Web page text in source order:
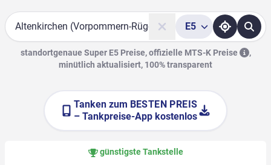
Suche
E5
standortgenaue Super E5 Preise, offizielle MTS-K Preise
,
minütlich aktualisiert, 100% transparent
Tanken zum BESTEN PREIS
– Tankpreise-App kostenlos
günstigste Tankstelle